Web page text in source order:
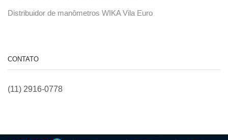
Distribuidor de manômetros WIKA Vila Euro
CONTATO
(11) 2916-0778